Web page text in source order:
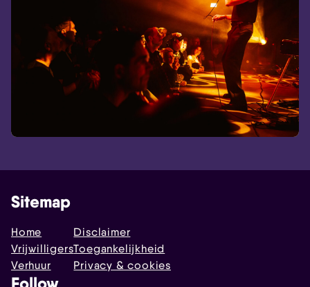
Sitemap
Home
Vrijwilligers
Verhuur
Disclaimer
Toegankelijkheid
Privacy & cookies
Follow